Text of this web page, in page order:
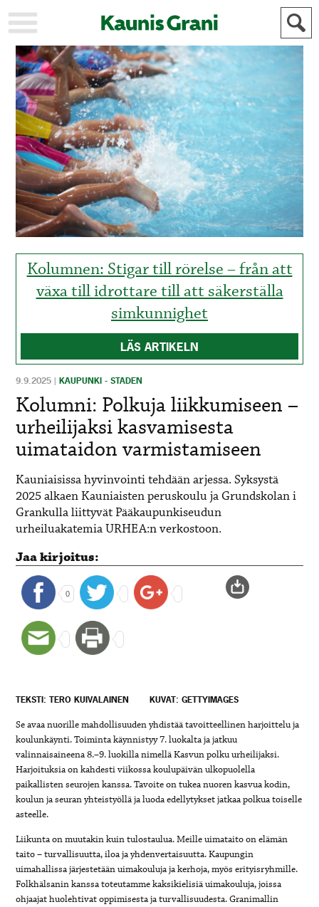
KAUPUNKI
STADEN
AJANKOHTAISTA
AKTUELLT
URHEILU
IDROTT
KULTTUURI
KULTUR
HISTORIA
HISTORIA
YLEINEN
ALLMÄN
MAINOSTAJILLE
FÖR
ANNONSÖRER
Kolumnen: Stigar till rörelse – från att
växa till idrottare till att säkerställa
simkunnighet
LÄS ARTIKELN
9.9.2025 |KAUPUNKI - STADEN
Kolumni: Polkuja liikkumiseen –
urheilijaksi kasvamisesta
uimataidon varmistamiseen
Kauniaisissa hyvinvointi tehdään arjessa. Syksystä
2025 alkaen Kauniaisten peruskoulu ja Grundskolan i
Grankulla liittyvät Pääkaupunkiseudun
urheiluakatemia URHEA:n verkostoon.
Jaa kirjoitus:
0
TEKSTI: TERO KUIVALAINEN KUVAT: GETTYIMAGES
Se avaa nuorille mahdollisuuden yhdistää tavoitteellinen harjoittelu ja
koulunkäynti. Toiminta käynnistyy 7. luokalta ja jatkuu
valinnaisaineena 8.–9. luokilla nimellä Kasvun polku urheilijaksi.
Harjoituksia on kahdesti viikossa koulupäivän ulkopuolella
paikallisten seurojen kanssa. Tavoite on tukea nuoren kasvua kodin,
koulun ja seuran yhteistyöllä ja luoda edellytykset jatkaa polkua toiselle
asteelle.
Liikunta on muutakin kuin tulostaulua. Meille uimataito on elämän
taito – turvallisuutta, iloa ja yhdenvertaisuutta. Kaupungin
uimahallissa järjestetään uimakouluja ja kerhoja, myös erityisryhmille.
Folkhälsanin kanssa toteutamme kaksikielisiä uimakouluja, joissa
ohjaajat huolehtivat oppimisesta ja turvallisuudesta. Granimallin